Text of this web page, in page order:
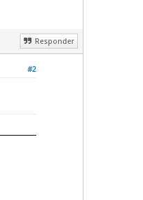
Responder
#2